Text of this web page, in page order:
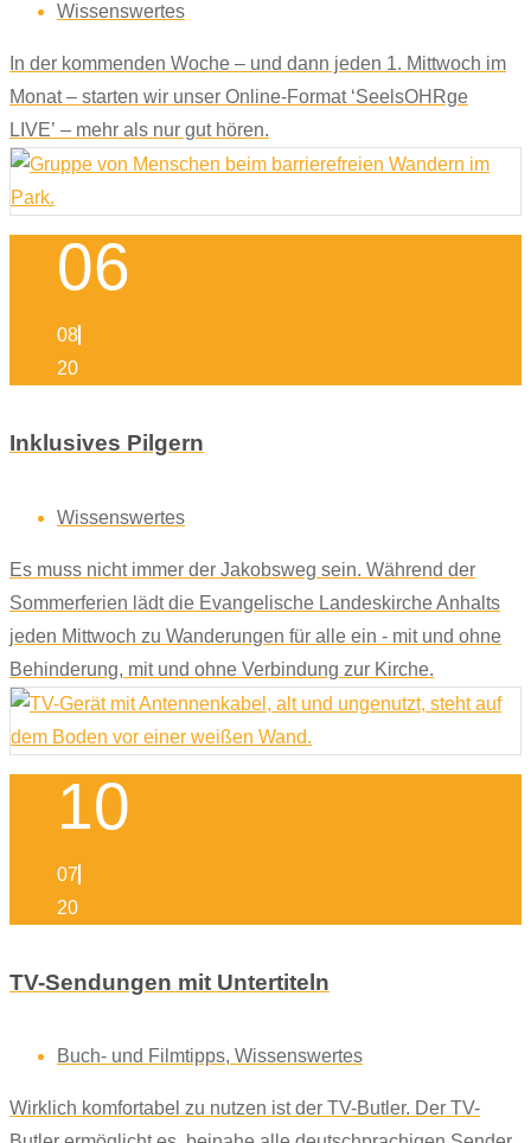
Wissenswertes
In der kommenden Woche – und dann jeden 1. Mittwoch im
Monat – starten wir unser Online-Format ‘SeelsOHRge
LIVE’ – mehr als nur gut hören.
06
08
20
Inklusives Pilgern
Wissenswertes
Es muss nicht immer der Jakobsweg sein. Während der
Sommerferien lädt die Evangelische Landeskirche Anhalts
jeden Mittwoch zu Wanderungen für alle ein - mit und ohne
Behinderung, mit und ohne Verbindung zur Kirche.
10
07
20
TV-Sendungen mit Untertiteln
Buch- und Filmtipps, Wissenswertes
Wirklich komfortabel zu nutzen ist der TV-Butler. Der TV-